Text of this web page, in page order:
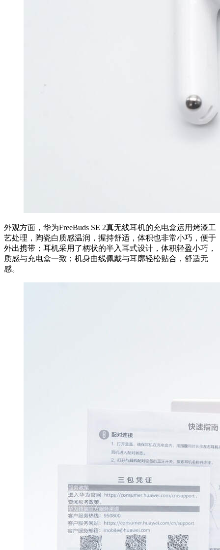
外观方面，华为FreeBuds SE 2真无线耳机的充电盒运用烤漆工
艺处理，陶瓷白质感温润，握持舒适，体积也非常小巧，便于
外出携带；耳机采用了柄状的半入耳式设计，体积轻盈小巧，
质感与充电盒一致；机身曲线佩戴与耳廓轻松贴合，舒适无
感。